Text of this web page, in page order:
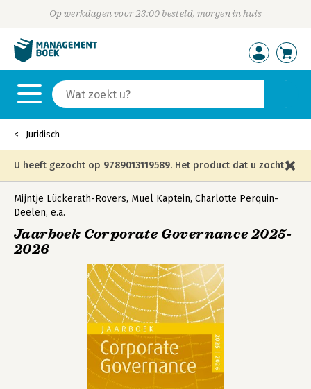
Op werkdagen voor 23:00 besteld, morgen in huis
Juridisch
U heeft gezocht op 9789013119589. Het product dat u zocht is
niet meer in die editie leverbaar en is vervangen door de
onderstaande editie.
Mijntje Lückerath-Rovers, Muel Kaptein, Charlotte Perquin-
Deelen, e.a.
Jaarboek Corporate Governance 2025-
2026